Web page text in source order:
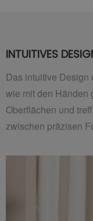
INTUITIVES
Das intuitive Design
wie mit den Händen
Oberflächen und
zwischen präzisen